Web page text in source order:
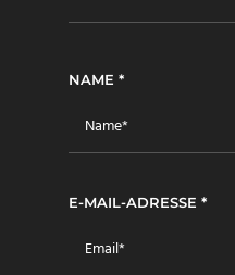
NAME *
E-MAIL-ADRESSE *